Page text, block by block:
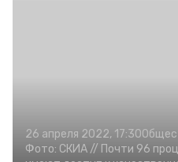
26 апреля 2022, 17:30
Фото: СКИА // Почти 96